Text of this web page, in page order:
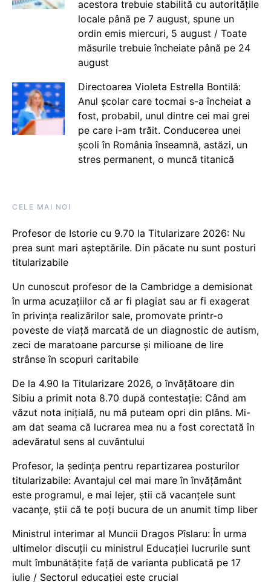
acestora trebuie stabilită cu autoritățile
locale până pe 7 august, spune un
ordin emis miercuri, 5 august / Toate
măsurile trebuie încheiate până pe 24
august
Directoarea Violeta Estrella Bontilă:
Anul școlar care tocmai s-a încheiat a
fost, probabil, unul dintre cei mai grei
pe care i-am trăit. Conducerea unei
școli în România înseamnă, astăzi, un
stres permanent, o muncă titanică
CELE MAI NOI
Profesor de Istorie cu 9.70 la Titularizare 2026: Nu
prea sunt mari așteptările. Din păcate nu sunt posturi
titularizabile
Un cunoscut profesor de la Cambridge a demisionat
în urma acuzațiilor că ar fi plagiat sau ar fi exagerat
în privința realizărilor sale, promovate printr-o
poveste de viață marcată de un diagnostic de autism,
zeci de maratoane parcurse și milioane de lire
strânse în scopuri caritabile
De la 4.90 la Titularizare 2026, o învățătoare din
Sibiu a primit nota 8.70 după contestație: Când am
văzut nota inițială, nu mă puteam opri din plâns. Mi-
am dat seama că lucrarea mea nu a fost corectată în
adevăratul sens al cuvântului
Profesor, la ședința pentru repartizarea posturilor
titularizabile: Avantajul cel mai mare în învățământ
este programul, e mai lejer, știi că vacanțele sunt
vacanţe, știi că te poți bucura de un anumit timp liber
Ministrul interimar al Muncii Dragos Pîslaru: În urma
ultimelor discuții cu ministrul Educației lucrurile sunt
mult îmbunătățite față de varianta publicată pe 17
iulie / Sectorul educației este crucial